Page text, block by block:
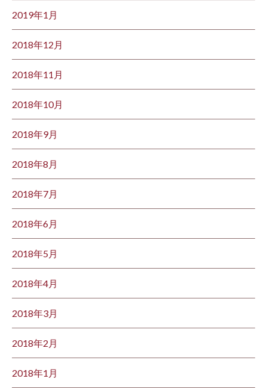
2019年1月
2018年12月
2018年11月
2018年10月
2018年9月
2018年8月
2018年7月
2018年6月
2018年5月
2018年4月
2018年3月
2018年2月
2018年1月